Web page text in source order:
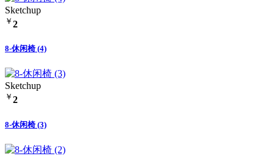
Sketchup
￥ 2
8-休闲椅 (4)
Sketchup
￥ 2
8-休闲椅 (3)